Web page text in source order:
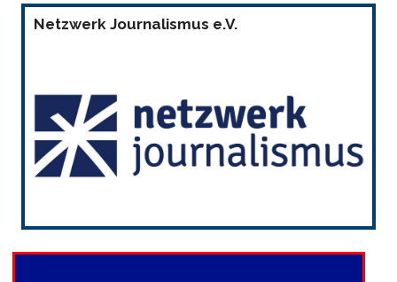
Netzwerk Journalismus e.V.